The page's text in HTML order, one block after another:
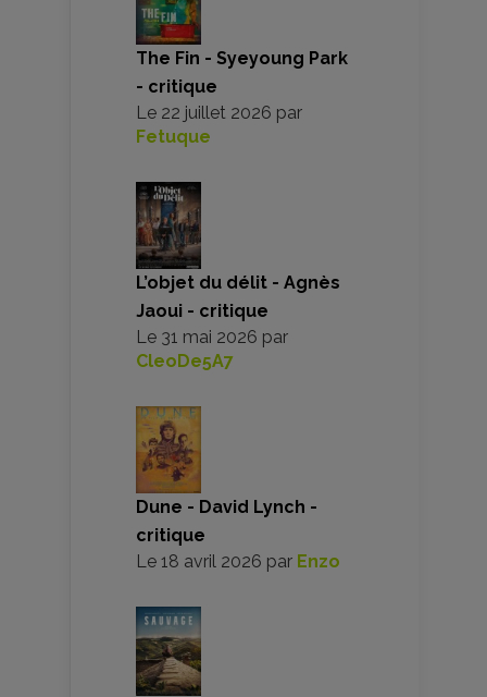
The Fin - Syeyoung Park
- critique
Le 22 juillet 2026 par
Fetuque
L’objet du délit - Agnès
Jaoui - critique
Le 31 mai 2026 par
CleoDe5A7
Dune - David Lynch -
critique
Le 18 avril 2026 par Enzo